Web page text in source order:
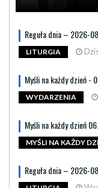
Reguła dnia – 2026-
LITURGIA
Myśli na każdy dzień -
WYDARZENIA
Myśli na każdy dzień
MYŚLI NA KAŻDY
Reguła dnia – 2026-